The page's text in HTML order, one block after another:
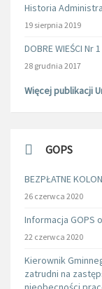
Historia
19 sierpnia 2019
DOBRE WIEŚCI Nr
28 grudnia 2017
Więcej publikacji
GOPS
BEZPŁATNE
26 czerwca 2020
Informacja GOPS
22 czerwca 2020
Kierownik
zatrudni na